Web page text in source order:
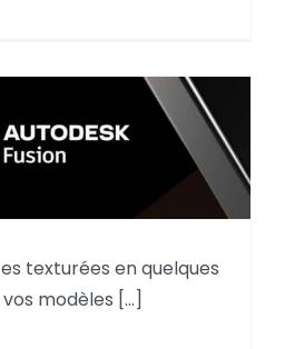
en relief à
et l’extruder
texturées en quelques
modèles [...]